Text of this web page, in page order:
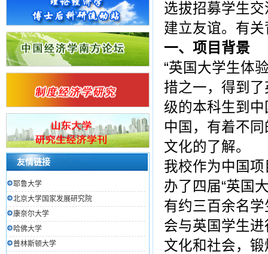
友情链接
耶鲁大学
北京大学国家发展研究院
康奈尔大学
哈佛大学
普林斯顿大学
选拔招募学生
建立友谊。有
一、项目背景
“英国大学生体
措之一，得到
级的本科生到
中国，有着不
文化的了解。
我校作为中国
办了四届“英国
有约三百余名
会与英国学生
文化和社会，